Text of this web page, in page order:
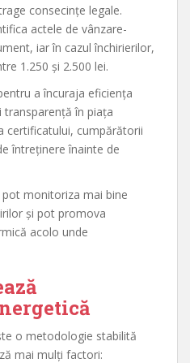
consecințe legale.
actele de vânzare-
iar în cazul închirierilor,
1.250 și 2.500 lei.
a încuraja eficiența
în piața
certificatului, cumpărătorii
întreținere înainte de
monitoriza mai bine
și pot promova
acolo unde
o metodologie stabilită
mai mulți factori: